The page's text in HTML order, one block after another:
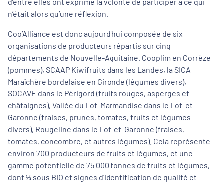
n’était alors qu’une réflexion.
Coo’Alliance est donc aujourd’hui composée de six
organisations de producteurs répartis sur cinq
départements de Nouvelle-Aquitaine. Cooplim en Corrèze
(pommes), SCAAP Kiwifruits dans les Landes, la SICA
Maraîchère bordelaise en Gironde (légumes divers),
SOCAVE dans le Périgord (fruits rouges, asperges et
châtaignes), Vallée du Lot-Marmandise dans le Lot-et-
Garonne (fraises, prunes, tomates, fruits et légumes
divers), Rougeline dans le Lot-et-Garonne (fraises,
tomates, concombre, et autres légumes). Cela représente
environ 700 producteurs de fruits et légumes, et une
gamme potentielle de 75 000 tonnes de fruits et légumes,
dont ⅓ sous BIO et signes d’identification de qualité et